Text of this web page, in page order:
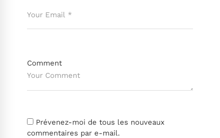
Comment
Prévenez-moi de tous les nouveaux
commentaires par e-mail.